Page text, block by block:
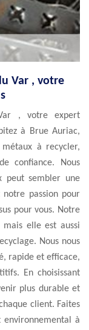
Var , votre
, votre expert
à Brue Auriac,
à recycler,
confiance. Nous
peut sembler une
passion pour
pour vous. Notre
mais elle est aussi
Nous nous
rapide et efficace,
En choisissant
plus durable et
client. Faites
à